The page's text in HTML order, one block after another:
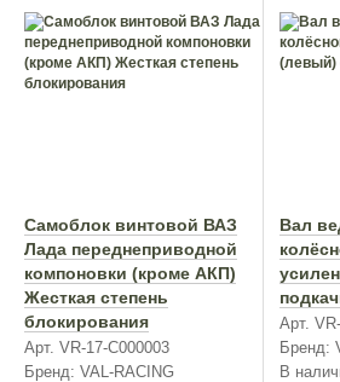
Самоблок винтовой ВАЗ
Лада переднеприводной
компоновки (кроме АКП)
Жесткая степень
блокирования
Арт. VR-17-C000003
Бренд: VAL-RACING
Вал
Арт.
Бренд:
В